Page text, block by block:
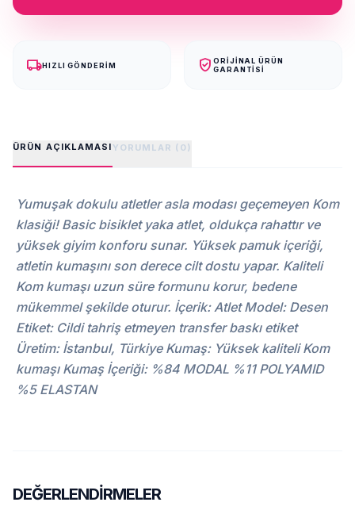
local_shippingHIZLI GÖNDERIM verified_user ORIJINAL ÜRÜN
GARANTISI
ÜRÜN AÇIKLAMASIYORUMLAR (0)
Yumuşak dokulu atletler asla modası geçemeyen Kom
klasiği! Basic bisiklet yaka atlet, oldukça rahattır ve
yüksek giyim konforu sunar. Yüksek pamuk içeriği,
atletin kumaşını son derece cilt dostu yapar. Kaliteli
Kom kumaşı uzun süre formunu korur, bedene
mükemmel şekilde oturur. İçerik: Atlet Model: Desen
Etiket: Cildi tahriş etmeyen transfer baskı etiket
Üretim: İstanbul, Türkiye Kumaş: Yüksek kaliteli Kom
kumaşı Kumaş İçeriği: %84 MODAL %11 POLYAMID
%5 ELASTAN
DEĞERLENDIRMELER